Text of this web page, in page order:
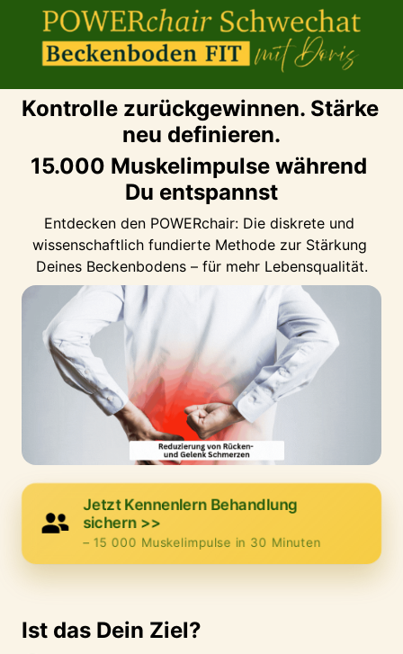
Kontrolle zurückgewinnen. Stärke
neu definieren.
15.000 Muskelimpulse während
Du entspannst
Entdecken den POWERchair: Die diskrete
wissenschaftlich fundierte Methode zur
Deines Beckenbodens – für mehr Lebensqualität.
Jetzt Kennenlern Behandlung
sichern >>
– 15 000 Muskelimpulse in 30 Minuten
Ist das Dein Ziel?